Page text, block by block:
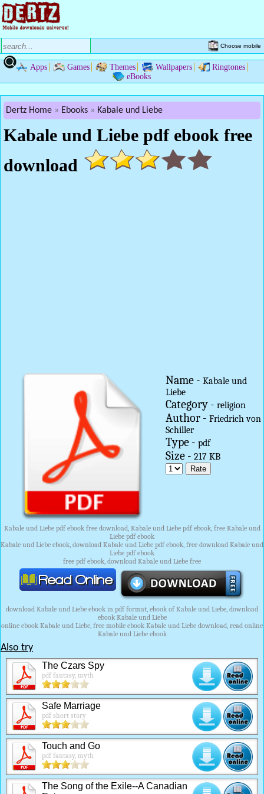
Choose mobile
Apps Games Themes Wallpapers
Ringtones
eBooks
Dertz Home Ebooks Kabale und Liebe
Kabale und Liebe pdf ebook free
download
Name - Kabale und
Liebe
Category - religion
Author - Friedrich von
Schiller
Type - pdf
Size - 217 KB
Kabale und Liebe pdf ebook free download, Kabale und Liebe pdf ebook, free Kabale und
Liebe pdf ebook
Kabale und Liebe ebook, download Kabale und Liebe pdf ebook, free download Kabale und
Liebe pdf ebook
free pdf ebook, download Kabale und Liebe free
download Kabale und Liebe ebook in pdf format, ebook of Kabale und Liebe, download
ebook Kabale und Liebe
online ebook Kabale und Liebe, free mobile ebook Kabale und Liebe download, read online
Kabale und Liebe ebook
Also try
The Czars Spy
pdf fantasy, myth
Safe Marriage
pdf short story
Touch and Go
pdf fantasy, myth
The Song of the Exile--A Canadian